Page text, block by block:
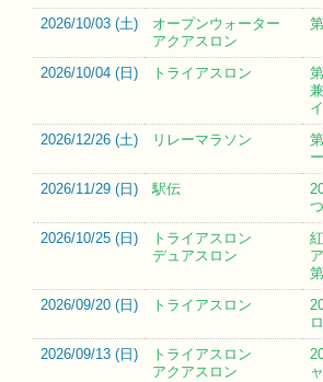
2026/10/03 (土)
オープンウォーター
アクアスロン
2026/10/04 (日 ) トライアスロン
2026/12/26 (土) リレーマラソン
2026/11/29 (日 ) 駅伝
2026/10/25 (日 )
トライアスロン
デュアスロン
2026/09/20 (日 ) トライアスロン
2026/09/13 (日 )
トライアスロン
アクアスロン